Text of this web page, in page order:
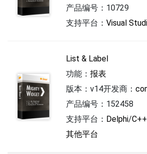
产品编号：10729
支持平台： Visual
List & Label
功能： 报表
版本：v14开发商：
产品编号：152458
支持平台： Delphi/
其他平台